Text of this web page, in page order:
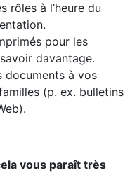
rôles à l’heure du
pour les
davantage.
documents à vos
(p. ex. bulletins
vous paraît très